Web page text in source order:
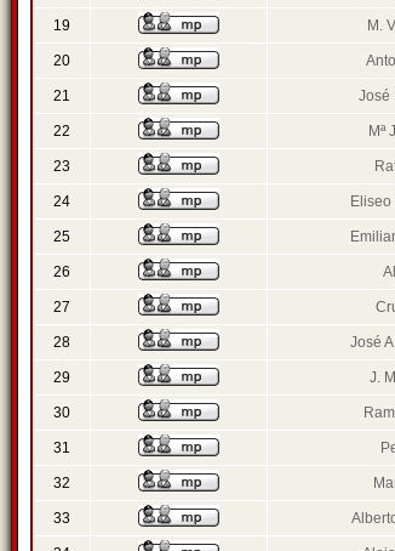
19 M.
20
21 José
22 Mª
23
24
25
26
27
28 José
29 J.
30
31
32
33